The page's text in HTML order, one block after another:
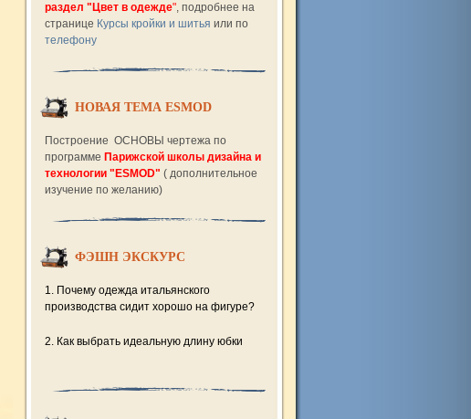
раздел "Цвет в одежде", подробнее на
странице Курсы кройки и шитья или по
телефону
НОВАЯ ТЕМА ESMOD
Построение ОСНОВЫ чертежа по
программе Парижской школы дизайна и
технологии "ESMOD" ( дополнительное
изучение по желанию)
ФЭШН ЭКСКУРС
1. Почему одежда итальянского
производства сидит хорошо на фигуре?
2. Как выбрать идеальную длину юбки